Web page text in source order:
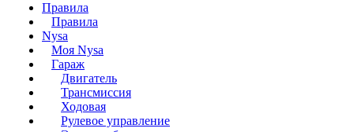
Правила
Правила
Nysa
Моя Nysa
Гараж
Двигатель
Трансмиссия
Ходовая
Рулевое управление